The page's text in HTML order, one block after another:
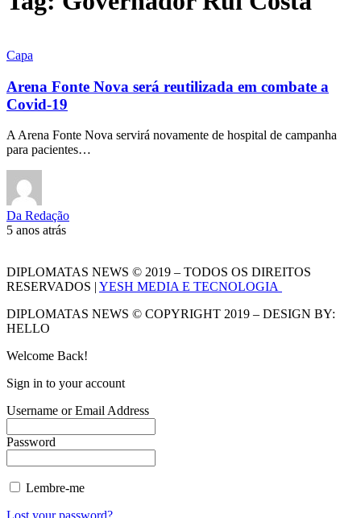
Capa
Arena Fonte Nova será reutilizada em combate a
Covid-19
A Arena Fonte Nova servirá novamente de hospital de campanha
para pacientes…
Da Redação
5 anos atrás
DIPLOMATAS NEWS © 2019 – TODOS OS DIREITOS
RESERVADOS | YESH MEDIA E TECNOLOGIA
DIPLOMATAS NEWS © COPYRIGHT 2019 – DESIGN BY:
HELLO
Welcome Back!
Sign in to your account
Username or Email Address
Password
Lembre-me